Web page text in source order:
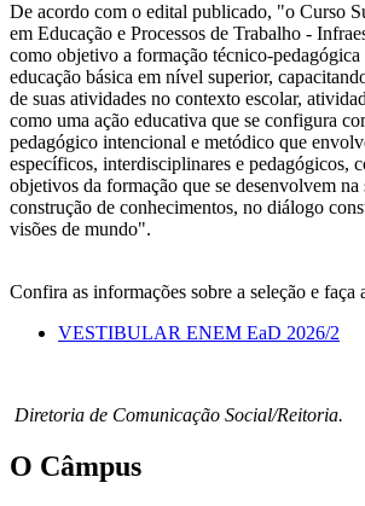
De acordo com o edital publicado, "o Curso
em Educação e Processos de Trabalho -
como objetivo a formação técnico-
educação básica em nível superior,
de suas atividades no contexto escolar,
como uma ação educativa que se configura
pedagógico intencional e metódico que
específicos, interdisciplinares e pedagógicos,
objetivos da formação que se desenvolvem na
construção de conhecimentos, no diálogo
visões de mundo".
Confira as informações sobre a seleção e faça
VESTIBULAR ENEM EaD 2026/2
Diretoria de Comunicação Social/Reitoria.
O Câmpus